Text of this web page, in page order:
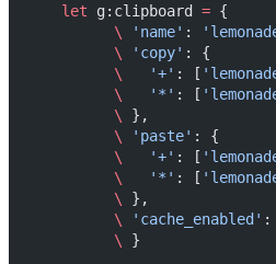
    let
g:clipboard = {
          \
'name' :
          \
'copy' : {
          \
   '+'
: [
          \
   '*'
: [
          \
},
          \
'paste' : {
          \
   '+'
: [
          \
   '*'
: [
          \
},
          \
'cache_enabled' :
          \
}